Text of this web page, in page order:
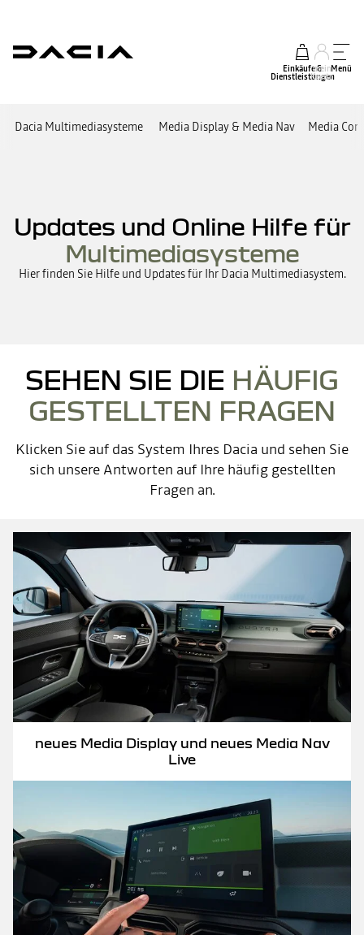
Einkäufe &
Dienstleistungen
mein
Konto
Menü
Dacia Multimediasysteme Media Display & Media Nav Media
Updates und Online Hilfe für
Multimediasysteme
Hier finden Sie Hilfe und Updates für Ihr Dacia Multimediasystem.
SEHEN SIE DIE HÄUFIG
GESTELLTEN FRAGEN
Klicken Sie auf das System Ihres Dacia und sehen Sie
sich unsere Antworten auf Ihre häufig gestellten
Fragen an.
neues Media Display und neues Media Nav
Live